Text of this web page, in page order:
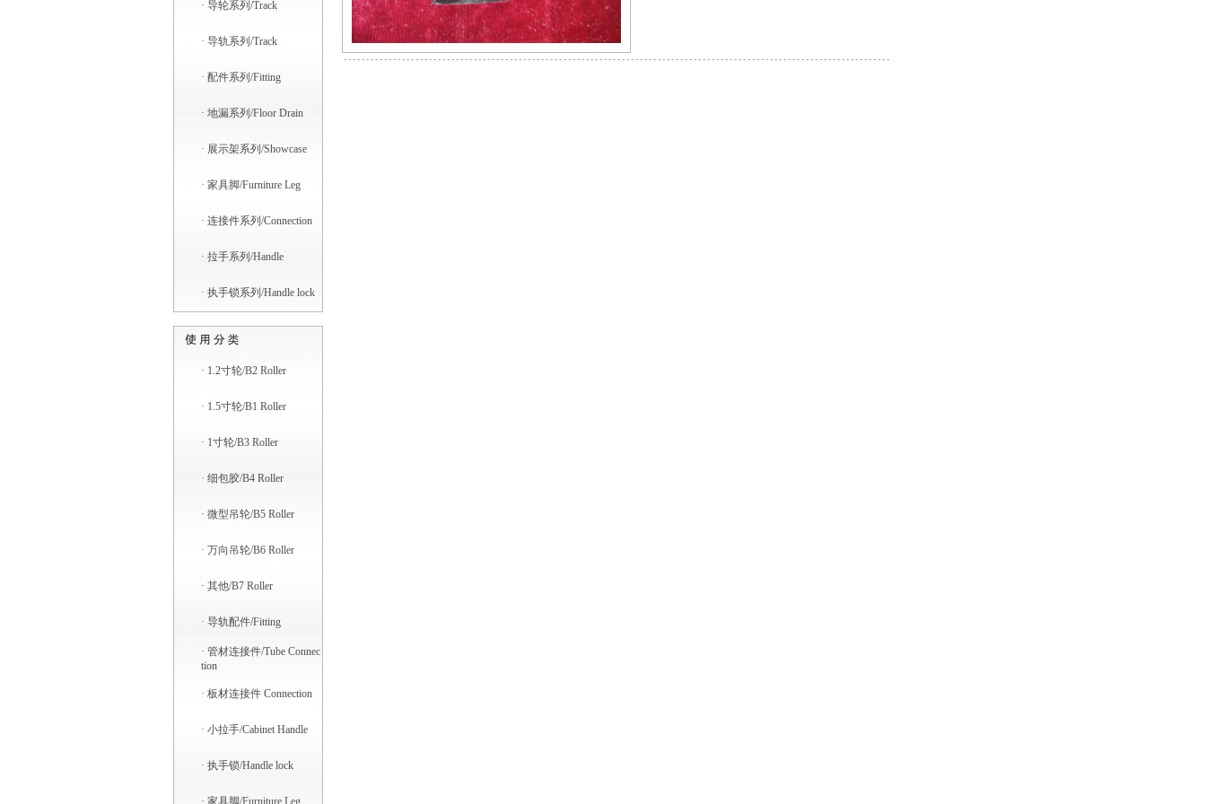
· 导轮系列/Track
· 导轨系列/Track
· 配件系列/Fitting
· 地漏系列/Floor Drain
· 展示架系列/Showcase
· 家具脚/Furniture Leg
· 连接件系列/Connection
· 拉手系列/Handle
· 执手锁系列/Handle lock
· 1.2寸轮/B2 Roller
· 1.5寸轮/B1 Roller
· 1寸轮/B3 Roller
· 细包胶/B4 Roller
· 微型吊轮/B5 Roller
· 万向吊轮/B6 Roller
· 其他/B7 Roller
· 导轨配件/Fitting
· 管材连接件/Tube Connec
tion
· 板材连接件 Connection
· 小拉手/Cabinet Handle
· 执手锁/Handle lock
· 家具脚/Furniture Leg